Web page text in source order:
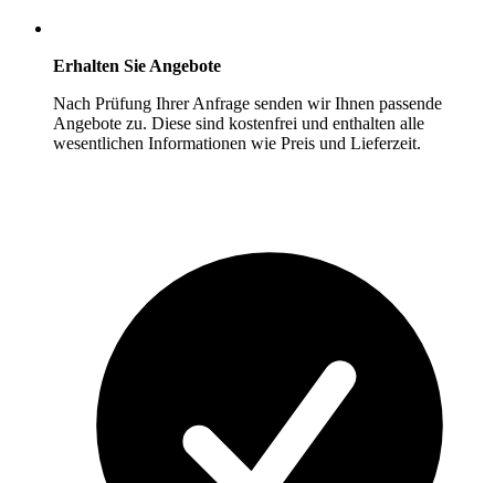
Erhalten Sie Angebote
Nach Prüfung Ihrer Anfrage senden wir Ihnen passende
Angebote zu. Diese sind kostenfrei und enthalten alle
wesentlichen Informationen wie Preis und Lieferzeit.